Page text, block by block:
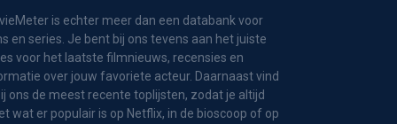
is echter meer dan een databank voor
en series. Je bent bij ons tevens aan het juiste
voor het laatste filmnieuws, recensies en
over jouw favoriete acteur. Daarnaast vind
ons de meest recente toplijsten, zodat je altijd
wat er populair is op Netflix, in de bioscoop of op